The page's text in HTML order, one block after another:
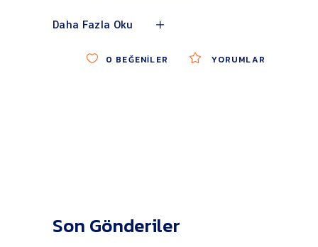
Daha Fazla Oku
YORUMLAR
0 BEĞENILER
Son Gönderiler